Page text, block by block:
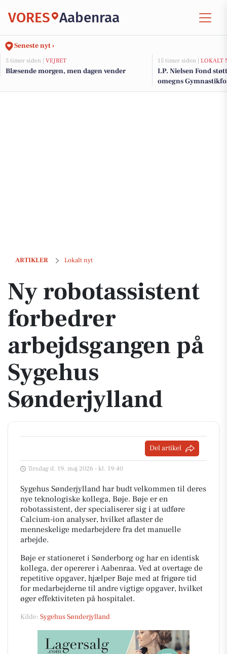
VORES Aabenraa
Seneste nyt ›
5 timer siden | VEJRET
Blæsende morgen, men dagen vender
15 timer siden | LOKALT
I.P. Nielsen Fond
omegns
ARTIKLER Lokalt nyt
Ny robotassistent forbedrer arbejdsgangen på Sygehus Sønderjylland
Ny robotassistent
forbedrer
arbejdsgangen på
Sygehus
Sønderjylland
Del artikel
Tirsdag d. 19. maj 2026 - kl. 19:40
Sygehus Sønderjylland har budt velkommen til deres
nye teknologiske kollega, Bøje. Bøje er en
robotassistent, der specialiserer sig i at udføre
Calcium-ion analyser, hvilket aflaster de
menneskelige medarbejdere fra det manuelle
arbejde.
Bøje er stationeret i Sønderborg og har en identisk
kollega, der opererer i Aabenraa. Ved at overtage de
repetitive opgaver, hjælper Bøje med at frigøre tid
for medarbejderne til andre vigtige opgaver, hvilket
øger effektiviteten på hospitalet.
Kilde: Sygehus Sønderjylland